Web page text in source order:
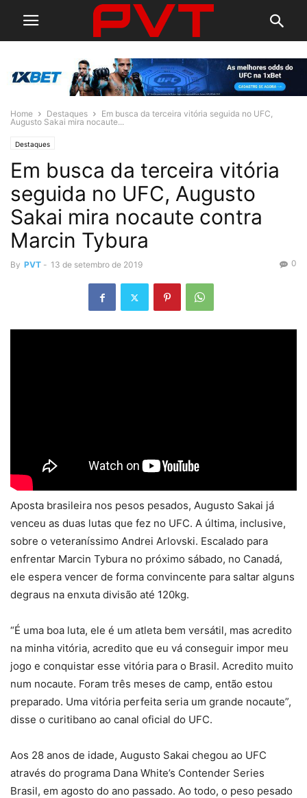
Home Destaques
Em busca da terceira vitória seguida no UFC,
Augusto Sakai mira nocaute...
Destaques
Em busca da terceira vitória
seguida no UFC, Augusto
Sakai mira nocaute contra
Marcin Tybura
By PVT - 13 de setembro de 2019 0
Aposta brasileira nos pesos pesados, Augusto Sakai já
venceu as duas lutas que fez no UFC. A última, inclusive,
sobre o veteraníssimo Andrei Arlovski. Escalado para
enfrentar Marcin Tybura no próximo sábado, no Canadá,
ele espera vencer de forma convincente para saltar alguns
degraus na enxuta divisão até 120kg.
“É uma boa luta, ele é um atleta bem versátil, mas acredito
na minha vitória, acredito que eu vá conseguir impor meu
jogo e conquistar esse vitória para o Brasil. Acredito muito
num nocaute. Foram três meses de camp, então estou
preparado. Uma vitória perfeita seria um grande nocaute”,
disse o curitibano ao canal oficial do UFC.
Aos 28 anos de idade, Augusto Sakai chegou ao UFC
através do programa Dana White’s Contender Series
Brasil, em agosto do ano passado. Ao todo, o peso pesado